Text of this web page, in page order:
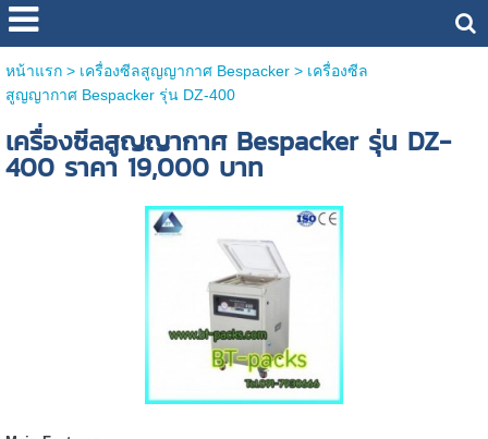
หน้าแรก> เครื่องซีลสูญญากาศ Bespacker> เครื่องซีล
สูญญากาศ Bespacker รุ่น DZ-400
เครื่องซีลสูญญากาศ Bespacker รุ่น DZ-
400 ราคา 19,000 บาท